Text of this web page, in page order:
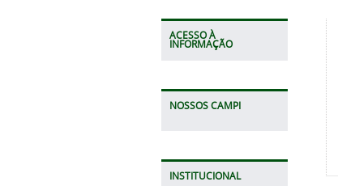
ACESSO À
INFORMAÇÃO
NOSSOS CAMPI
INSTITUCIONAL